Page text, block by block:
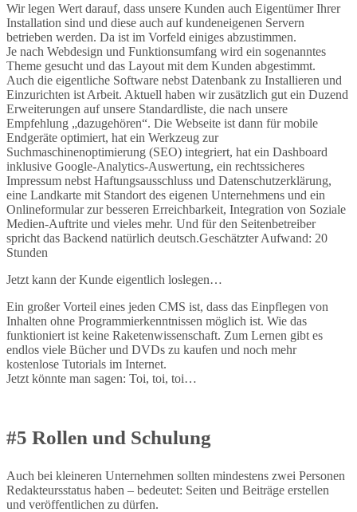
Wir legen Wert darauf, dass unsere Kunden auch Eigentümer Ihrer
Installation sind und diese auch auf kundeneigenen Servern
betrieben werden. Da ist im Vorfeld einiges abzustimmen.
Je nach Webdesign und Funktionsumfang wird ein sogenanntes
Theme gesucht und das Layout mit dem Kunden abgestimmt.
Auch die eigentliche Software nebst Datenbank zu Installieren und
Einzurichten ist Arbeit. Aktuell haben wir zusätzlich gut ein Duzend
Erweiterungen auf unsere Standardliste, die nach unsere
Empfehlung „dazugehören“. Die Webseite ist dann für mobile
Endgeräte optimiert, hat ein Werkzeug zur
Suchmaschinenoptimierung (SEO) integriert, hat ein Dashboard
inklusive Google-Analytics-Auswertung, ein rechtssicheres
Impressum nebst Haftungsausschluss und Datenschutzerklärung,
eine Landkarte mit Standort des eigenen Unternehmens und ein
Onlineformular zur besseren Erreichbarkeit, Integration von Soziale
Medien-Auftrite und vieles mehr. Und für den Seitenbetreiber
spricht das Backend natürlich deutsch.Geschätzter Aufwand: 20
Stunden
Jetzt kann der Kunde eigentlich loslegen…
Ein großer Vorteil eines jeden CMS ist, dass das Einpflegen von
Inhalten ohne Programmierkenntnissen möglich ist. Wie das
funktioniert ist keine Raketenwissenschaft. Zum Lernen gibt es
endlos viele Bücher und DVDs zu kaufen und noch mehr
kostenlose Tutorials im Internet.
Jetzt könnte man sagen: Toi, toi, toi…
#5 Rollen und Schulung
Auch bei kleineren Unternehmen sollten mindestens zwei Personen
Redakteursstatus haben – bedeutet: Seiten und Beiträge erstellen
und veröffentlichen zu dürfen.